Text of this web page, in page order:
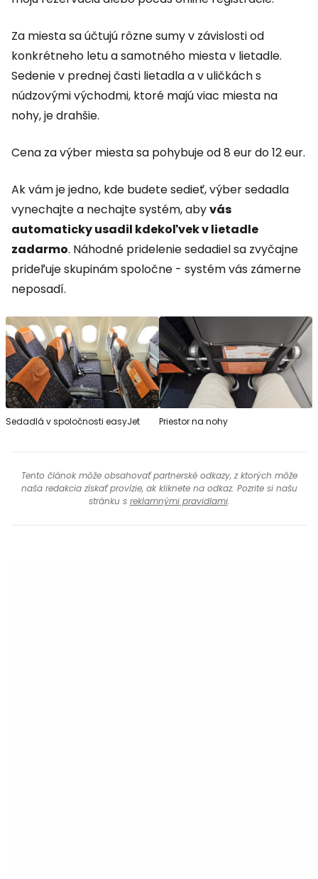
Za miesta sa účtujú rôzne sumy v závislosti od
konkrétneho letu a samotného miesta v lietadle.
Sedenie v prednej časti lietadla a v uličkách s
núdzovými východmi, ktoré majú viac miesta na
nohy, je drahšie.
Cena za výber miesta sa pohybuje od 8 eur do 12 eur.
Ak vám je jedno, kde budete sedieť, výber sedadla
vynechajte a nechajte systém, abyvás
automaticky usadil kdekoľvek v lietadle
zadarmo. Náhodné pridelenie sedadiel sa zvyčajne
prideľuje skupinám spoločne - systém vás zámerne
neposadí.
Sedadlá v spoločnosti easyJet Priestor na nohy
Tento článok môže obsahovať partnerské odkazy, z ktorých môže
naša redakcia získať provízie, ak kliknete na odkaz. Pozrite si našu
stránku s reklamnými pravidlami.